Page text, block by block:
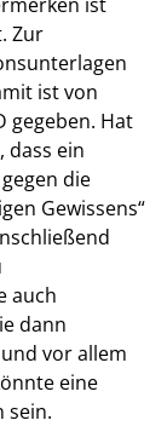
Zur
ist von
gegeben. Hat
dass ein
die
Gewissens“
auch
dann
vor allem
eine
sein.